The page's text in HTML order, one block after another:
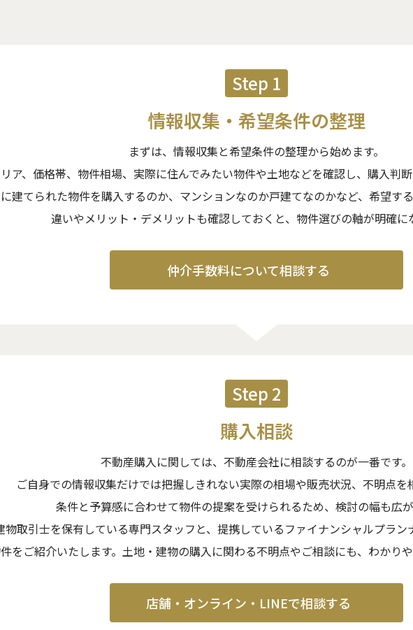
Step 1
情報収集・希望条件の整理
まずは、情報収集と希望条件の整理から始めます。
ア、価格帯、物件相場、実際に住んでみたい物件や土地などを確認し、購入判
建てられた物件を購入するのか、マンションなのか戸建てなのかなど、希望す
違いやメリット・デメリットも確認しておくと、物件選びの軸が明確に
仲介手数料について相談する
Step 2
購入相談
不動産購入に関しては、不動産会社に相談するのが一番です。
ご自身での情報収集だけでは把握しきれない実際の相場や販売状況、不明点を
条件と予算感に合わせて物件の提案を受けられるため、検討の幅も広
物取引士を保有している専門スタッフと、提携しているファイナンシャルプラ
をご紹介いたします。土地・建物の購入に関わる不明点やご相談にも、わかり
店舗・オンライン・LINEで相談する